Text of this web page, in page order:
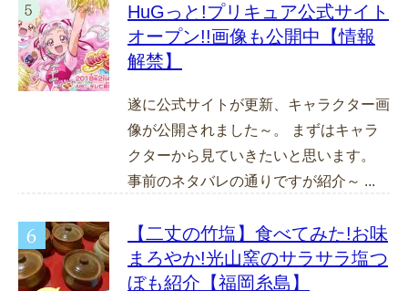
HuGっと!プリキュア公式サイト
オープン!!画像も公開中【情報
解禁】
遂に公式サイトが更新、キャラクター画
像が公開されました～。 まずはキャラ
クターから見ていきたいと思います。
事前のネタバレの通りですが紹介～ ...
【二丈の竹塩】食べてみた!お味
まろやか!光山窯のサラサラ塩つ
ぼも紹介【福岡糸島】